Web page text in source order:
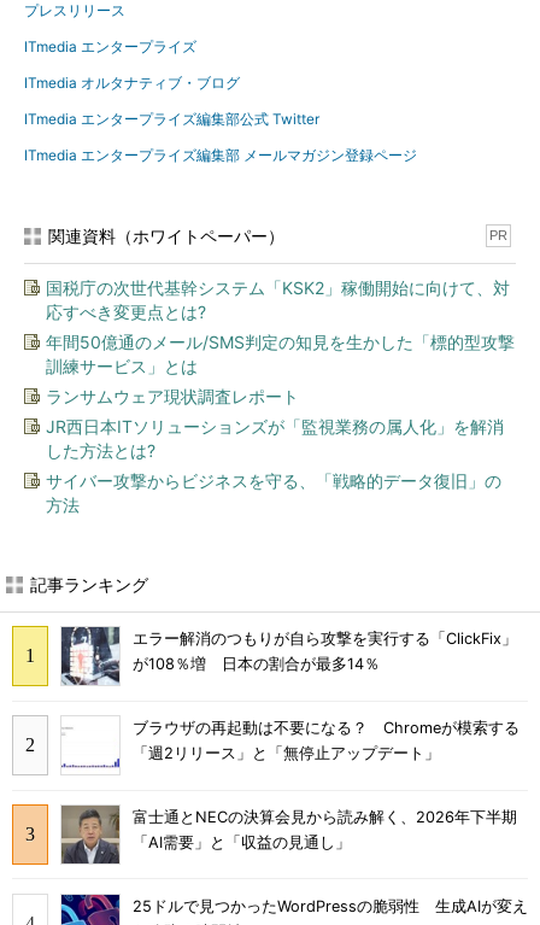
プレスリリース
ITmedia エンタープライズ
ITmedia オルタナティブ・ブログ
ITmedia エンタープライズ編集部公式 Twitter
ITmedia エンタープライズ編集部 メールマガジン登録ページ
関連資料（ホワイトペーパー） PR
国税庁の次世代基幹システム「KSK2」稼働開始に向けて、対
応すべき変更点とは?
年間50億通のメール/SMS判定の知見を生かした「標的型攻撃
訓練サービス」とは
ランサムウェア現状調査レポート
JR西日本ITソリューションズが「監視業務の属人化」を解消
した方法とは?
サイバー攻撃からビジネスを守る、「戦略的データ復旧」の
方法
記事ランキング
エラー解消のつもりが自ら攻撃を実行する「ClickFix」
が108％増 日本の割合が最多14％
ブラウザの再起動は不要になる？ Chromeが模索する
「週2リリース」と「無停止アップデート」
富士通とNECの決算会見から読み解く、2026年下半期
「AI需要」と「収益の見通し」
25ドルで見つかったWordPressの脆弱性 生成AIが変え